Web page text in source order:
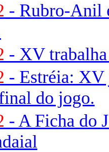
- Rubro-Anil
- XV trabalha
- Estréia: XV
do jogo.
- A Ficha do